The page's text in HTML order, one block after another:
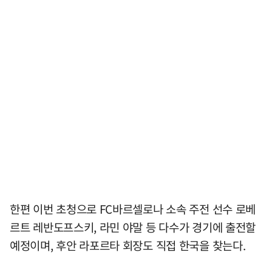
한편 이번 초청으로 FC바르셀로나 소속 주전 선수 로베
르트 레반도프스키, 라민 야말 등 다수가 경기에 출전할
예정이며, 후안 라포르타 회장도 직접 한국을 찾는다.